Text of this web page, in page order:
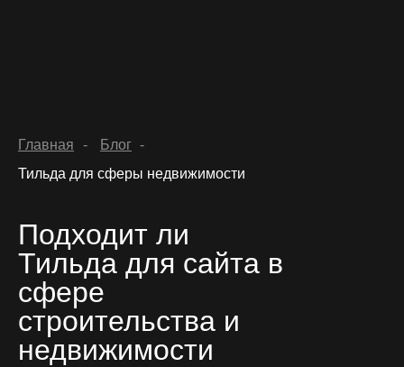
Главная
Услуги и цены
Этапы
Кейсы
Блог
Заполнить бриф
Подходит ли
Тильда для сайта в
сфере
строительства и
недвижимости
Главная - Блог -
Тильда для сферы недвижимости